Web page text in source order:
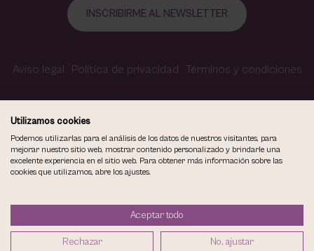
INSCRIBIRME AL NEWSLETTER
Aviso legal Política de privacidad Términos y condiciones
Política de cookies Contacto Accesibilidad
COPYRIGHT © 2026
DISEÑO WEB SGM
Utilizamos cookies
Podemos utilizarlas para el análisis de los datos de nuestros visitantes, para
mejorar nuestro sitio web, mostrar contenido personalizado y brindarle una
excelente experiencia en el sitio web. Para obtener más información sobre las
cookies que utilizamos, abre los ajustes.
Aceptar todo
Rechazar No, ajustar